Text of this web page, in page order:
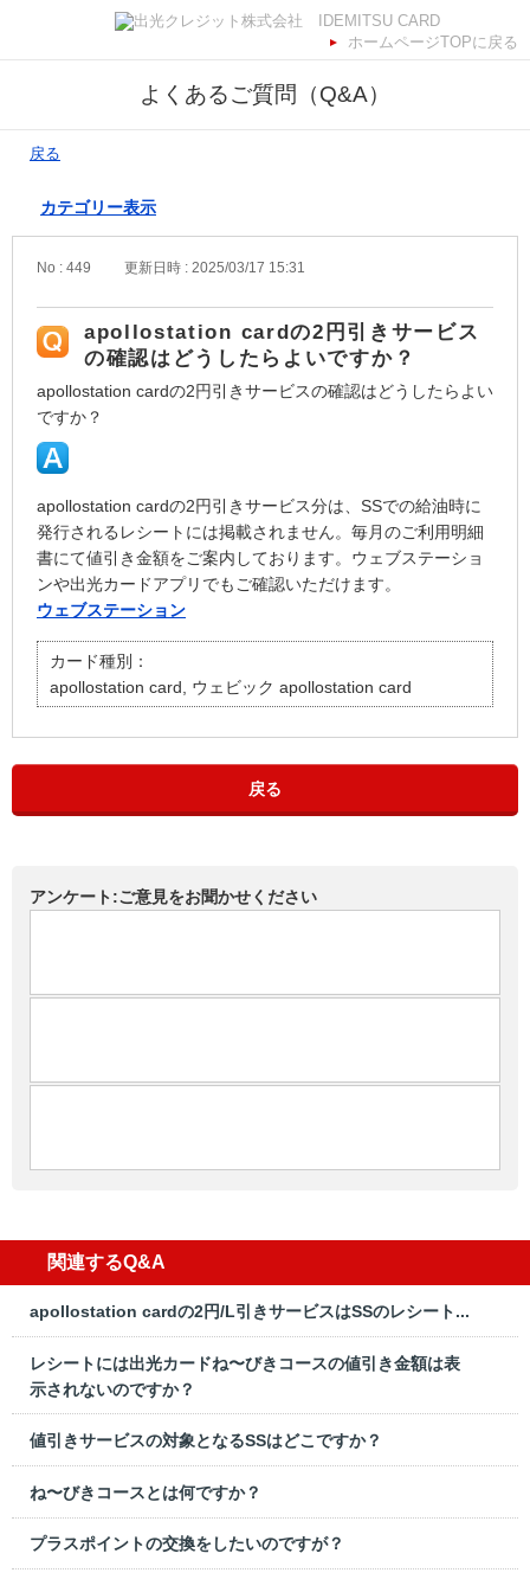
ホームページTOPに戻る
よくあるご質問（Q&A）
戻る
カテゴリー表示
No : 449 更新日時 : 2025/03/17 15:31
apollostation cardの2円引きサービス
の確認はどうしたらよいですか？
apollostation cardの2円引きサービスの確認はどうしたらよい
ですか？
apollostation cardの2円引きサービス分は、SSでの給油時に
発行されるレシートには掲載されません。毎月のご利用明細
書にて値引き金額をご案内しております。ウェブステーショ
ンや出光カードアプリでもご確認いただけます。
ウェブステーション
カード種別：
apollostation card, ウェビック apollostation card
戻る
アンケート:ご意見をお聞かせください
関連するQ&A
apollostation cardの2円/L引きサービスはSSのレシート...
レシートには出光カードね〜びきコースの値引き金額は表
示されないのですか？
値引きサービスの対象となるSSはどこですか？
ね〜びきコースとは何ですか？
プラスポイントの交換をしたいのですが？